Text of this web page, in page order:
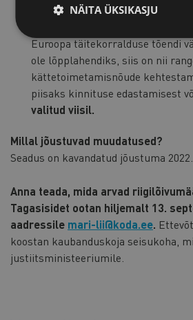
toimetada menetlust lõpetav
Euroopa täitekorralduse tõendi
ole lõpplahendiks, siis on nii
kättetoimetamisnõude
piisaks kinnituse edastamisest
valitud viisil.
Millal jõustuvad muudatused?
Seadus on kavandatud jõustuma
Anna teada, mida arvad
Tagasisidet ootan hiljemalt 13.
aadressile mari-lii@koda.ee.
koostan kaubanduskoja seisukoha,
justiitsministeeriumile.
NÄITA ÜKSIKASJU